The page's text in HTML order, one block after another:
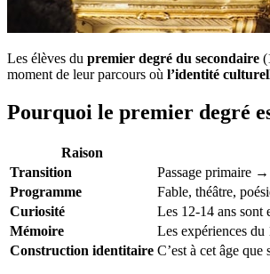
Les élèves du premier degré du secondaire
moment de leur parcours où l’identité
Pourquoi le premier degré
Raison
Transition
Passage primaire
Programme
Fable, théâtre,
Curiosité
Les 12-14 ans sont
Mémoire
Les expériences du
Construction identitaire C’est à cet âge